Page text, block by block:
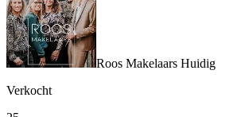
Roos MakelaarsHuidig
Verkocht